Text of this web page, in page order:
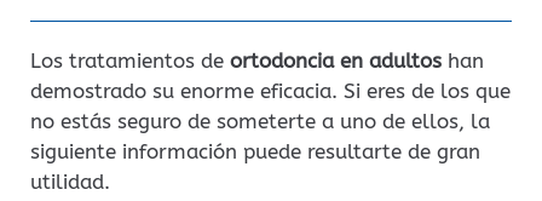
Los tratamientos de ortodoncia en adultos han
demostrado su enorme eficacia. Si eres de los que
no estás seguro de someterte a uno de ellos, la
siguiente información puede resultarte de gran
utilidad.